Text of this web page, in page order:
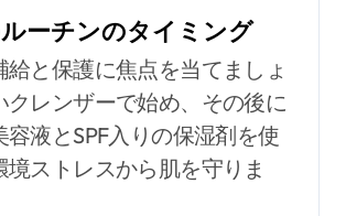
ーチンのタイミング
給と保護に焦点を当てましょ
クレンザーで始め、その後に
液とSPF入りの保湿剤を使
境ストレスから肌を守りま